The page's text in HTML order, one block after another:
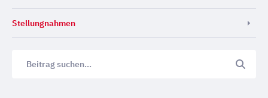
Stellungnahmen